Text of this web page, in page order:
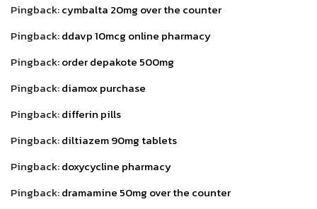
Pingback:cymbalta 20mg over the counter
Pingback:ddavp 10mcg online pharmacy
Pingback:order depakote 500mg
Pingback:diamox purchase
Pingback:differin pills
Pingback:diltiazem 90mg tablets
Pingback:doxycycline pharmacy
Pingback:dramamine 50mg over the counter